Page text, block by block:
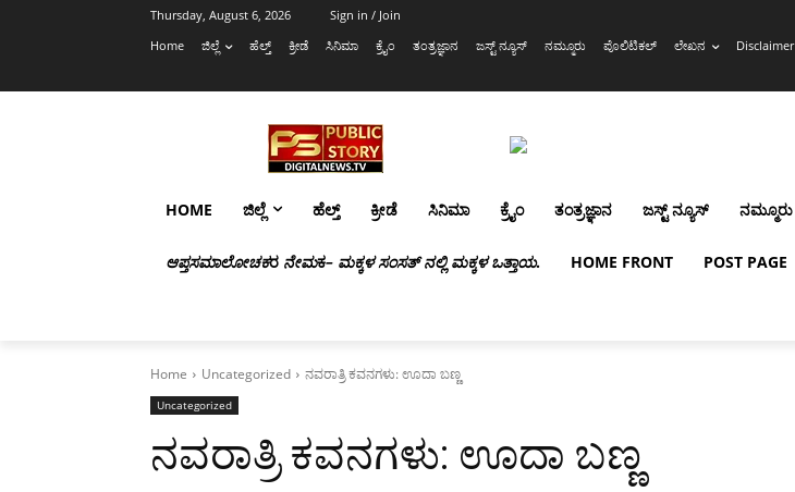
Thursday, August 6, 2026
Sign in / Join
Home
ಜಿಲ್ಲೆ ಹೆಲ್ತ್ ಕ್ರೀಡೆ ಸಿನಿಮಾ ಕ್ರೈಂ ತಂತ್ರಜ್ಞಾನ ಜಸ್ಟ್ ನ್ಯೂಸ್ ನಮ್ಮೂರು ಪೊಲಿಟಿಕಲ್ ಲೇಖನ Disclaimer
HOME ಜಿಲ್ಲೆ ಹೆಲ್ತ್ ಕ್ರೀಡೆ ಸಿನಿಮಾ ಕ್ರೈಂ ತಂತ್ರಜ್ಞಾನ ಜಸ್ಟ್ ನ್ಯೂಸ್ ನಮ್ಮೂರು
ಆಪ್ತಸಮಾಲೋಚಕರ ನೇಮಕ– ಮಕ್ಕಳ ಸಂಸತ್ ನಲ್ಲಿ ಮಕ್ಕಳ ಒತ್ತಾಯ. HOME FRONT POST PAGE
Home Uncategorized ನವರಾತ್ರಿ ಕವನಗಳು: ಊದಾ ಬಣ್ಣ
Uncategorized
ನವರಾತ್ರಿ ಕವನಗಳು: ಊದಾ ಬಣ್ಣ